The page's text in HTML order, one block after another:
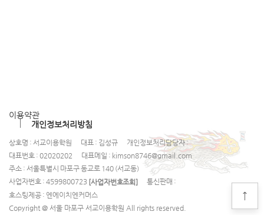
이용약관
개인정보처리방침
상호명 : 서교이용학원 대표 : 김성규
개인정보처리담당자 :
대표번호 : 02020202
대표메일 : kimson8746@gmail.com
주소 : 서울특별시 마포구 동교로 140 (서교동)
사업자번호 : 4599800723 [사업자번호조회]
통신판매 :
호스팅제공 : 엔에이치엔커머스
Copyright @ 서울 마포구 서교이용학원 All rights reserved.